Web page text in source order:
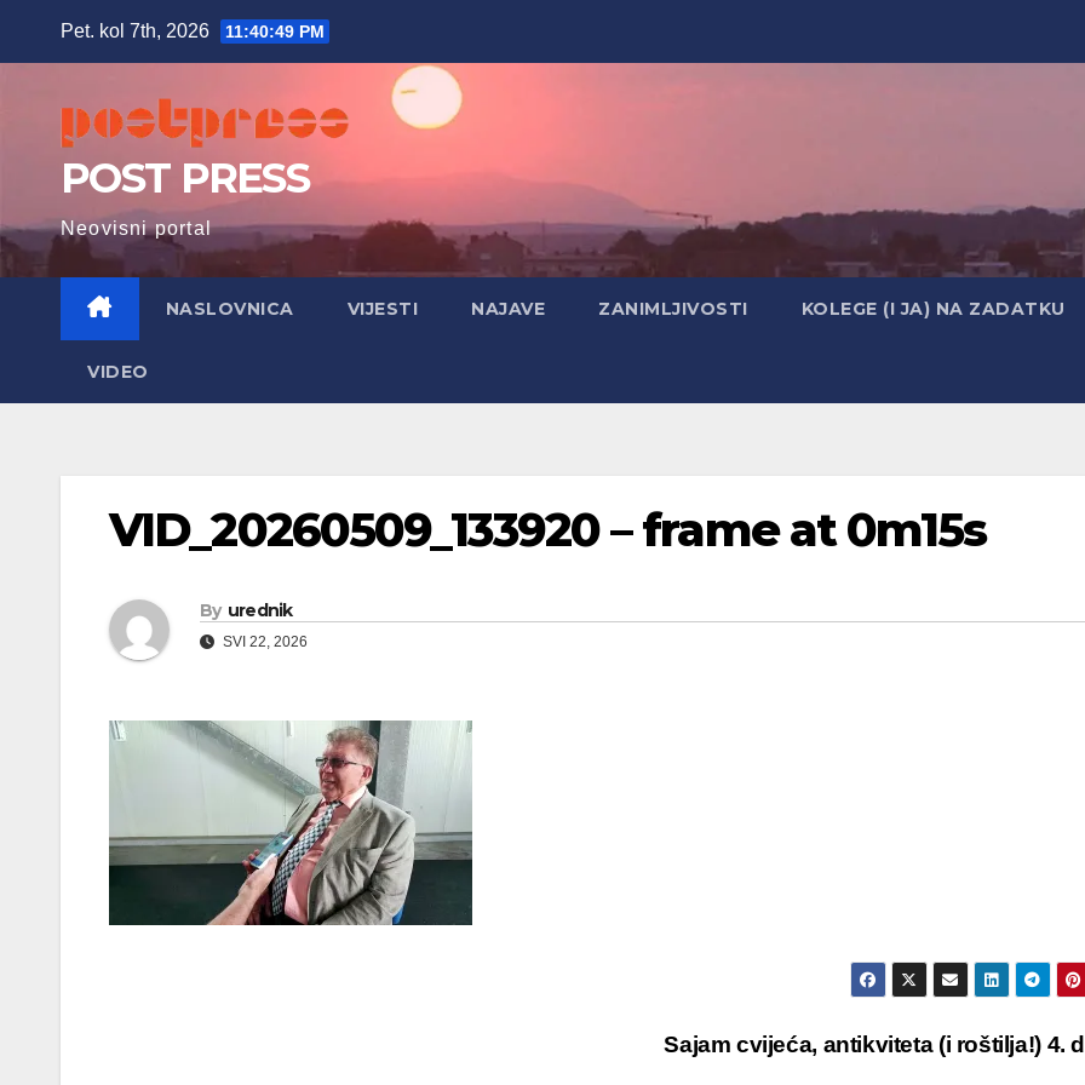
Pet. kol 7th, 2026 11:40:50 PM
POST PRESS
Neovisni portal
NASLOVNICA VIJESTI NAJAVE ZANIMLJIVOSTI KOLEGE (I JA) NA ZADATKU
VIDEO
VID_20260509_133920 – frame at 0m15s
By urednik
SVI 22, 2026
Sajam cvijeća, antikviteta (i roštilja!) 4.